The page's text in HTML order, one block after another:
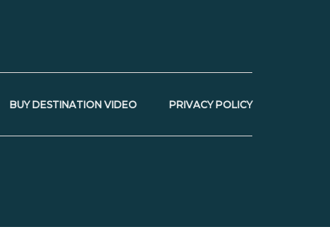
BUY DESTINATION VIDEO PRIVACY POLICY